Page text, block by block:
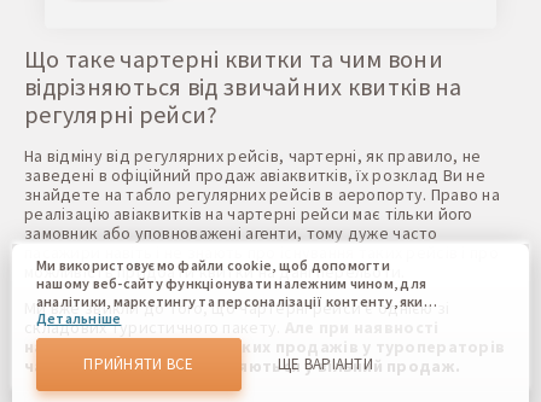
Що таке чартерні квитки та чим вони
відрізняються від звичайних квитків на
регулярні рейси?
На відміну від регулярних рейсів, чартерні, як правило, не
заведені в офіційний продаж авіаквитків, їх розклад Ви не
знайдете на табло регулярних рейсів в аеропорту. Право на
реалізацію авіаквитків на чартерні рейси має тільки його
замовник або уповноважені агенти, тому дуже часто
можливість придбати квитки на дані перельоти.
Ми вже звикли до того, що чартерні рейси є однією зі
складових туристичного пакету.
надлишку місць або слабких продажів у туроператорів
чартерні квитки виставляються у вільний продаж.
Ми використовуємо файли cookie, щоб допомогти
нашому веб-сайту функціонувати належним чином, для
аналітики, маркетингу та персоналізації контенту, який
ви бачите. Файли cookie дозволяють нам відрізняти Вас
від інших користувачів нашого веб-сайту. Розуміння того,
як ви використовуєте наш веб-сайт, допомагає нам
надати вам найкращі можливості та внести зміни для
покращення нашого сайту в майбутньому. Підтвердивши,
Детальніше
ПРИЙНЯТИ ВСЕ ЩЕ ВАРІАНТИ